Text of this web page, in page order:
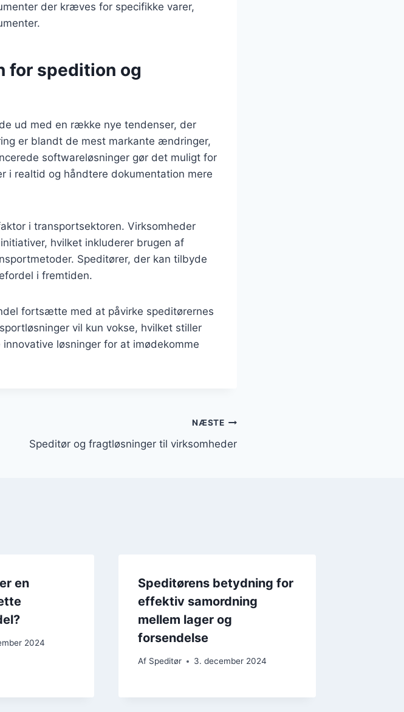
der kræves for specifikke varer,
for spedition og
ud med en række nye tendenser, der
er blandt de mest markante ændringer,
softwareløsninger gør det muligt for
i realtid og håndtere dokumentation mere
i transportsektoren. Virksomheder
hvilket inkluderer brugen af
Speditører, der kan tilbyde
i fremtiden.
fortsætte med at påvirke speditørernes
vil kun vokse, hvilket stiller
løsninger for at imødekomme
NÆSTE
Speditør og fragtløsninger til virksomheder
en
2024
Speditørens betydning for
effektiv samordning
mellem lager og
forsendelse
Af Speditør 3. december 2024